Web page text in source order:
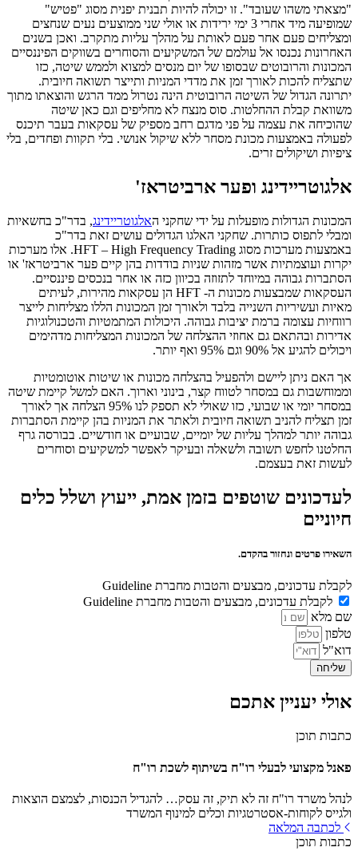
"מצאתי משהו שעובד". זו יכולה להיות תבנית יפנית מסוג "פטיש"
שמופיעה מיד אחרי 3 ימי ירידות או אולי שני ממוצעים נעים שנחצים
ומצליחים פעם אחר פעם לאותת על מהלך עליות מתקרב. ואכן בשנים
האחרונות נכנסו אל עולמם של המשקיעים והסוחרים בשווקים הפיננסיים
המכונות והרובוטים שבסופו של יום מנסים למצוא ולממש שיטה, כזו
שתצליח להכות לאורך זמן את מדדי המניות ותייצר תשואה חיובית.
יתרונה הגדול של השיטה הרובוטית הינה נטרול ממד הרגש והוצאתו מתוך
משוואת קבלת ההחלטות. סוס מנצח לא מחליפים וגם כאן שיטה
שהוכיחה את עצמה על פני מדגם רחב מספיק של עסקאות בעבר תיכנס
לפעולה באמצעות מכונת מסחר ללא שיקול אנושי. בלי תקוות ופחדים, בלי
ציפיות ושיקולים זרים.
אלגוטריידינג ופער ארביטראז'
המכונות הגדולות מופעלות על ידי שחקני האלגוטריידינג, בדר"כ בחשאיות
ומבלי לתפוס כותרות. שחקני האלגו הגדולים עושים זאת בדר"כ
באמצעות מערכות מסוג HFT – High Frequency Trading. אלו מערכות
יקרות ועוצמתיות אשר מזהות שניות בודדות בהן קיים פער ארביטראז' או
הסתברות גבוהה במיוחד לתזוזה בכיוון כזה או אחר בנכסים פיננסיים.
העסקאות שמבצעות מכונות ה- HFT הן עסקאות מהירות, לעיתים
מאיות ועשיריות השנייה בלבד ולאורך זמן המכונות הללו מצליחות לייצר
רווחיות עצומה ברמת יציבות גבוהה. היכולות המתמטיות והטכנולוגיות
אדירות ובהתאם גם אחוזי ההצלחה של המכונות המצליחות מדהימים
ויכולים להגיע אל 90% וגם 95% ואף יותר.
אך האם ניתן ליישם ולהפעיל בהצלחה מכונות או שיטות אוטומטיות
וממוחשבות גם במסחר לטווח קצר, בינוני וארוך. האם למשל קיימת שיטה
במסחר יומי או שבועי, כזו שאולי לא תספק לנו 95% הצלחה אך לאורך
זמן תצליח להניב תשואה חיובית ולאתר את המניות בהן קיימת הסתברות
גבוהה יותר למהלך עליות של יומיים, שבועיים או חודשיים. בבורסה גרף
החלטנו לחפש תשובה ולשאלה ובעיקר לאפשר למשקיעים וסוחרים
לעשות זאת בעצמם.
לעדכונים שוטפים בזמן אמת, ייעוץ ושלל כלים
חיוניים
השאירו פרטים ונחזור בהקדם.
לקבלת עדכונים, מבצעים והטבות מחברת Guideline
לקבלת עדכונים, מבצעים והטבות מחברת Guideline
שם מלא
טלפון
דוא"ל
שליחה
אולי יעניין אתכם
כתבות תוכן
פאנל מקצועי לבעלי רו"ח בשיתוף לשכת רו"ח
לנהל משרד רו"ח זה לא תיק, זה עסק… להגדיל הכנסות, לצמצם הוצאות
ולגייס לקוחות-אסטרטגיות וכלים למינוף המשרד
לכתבה המלאה
כתבות תוכן